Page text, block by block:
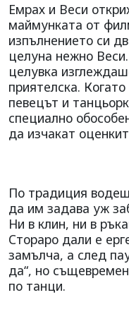
Емрах и Веси
маймунката от
изпълнението си
целуна нежно
целувка
приятелска.
певецът и
специално
да изчакат
По традиция
да им задава уж
Ни в клин, ни в
Стораро дали е
замълча, а след
да“, но
по танци.